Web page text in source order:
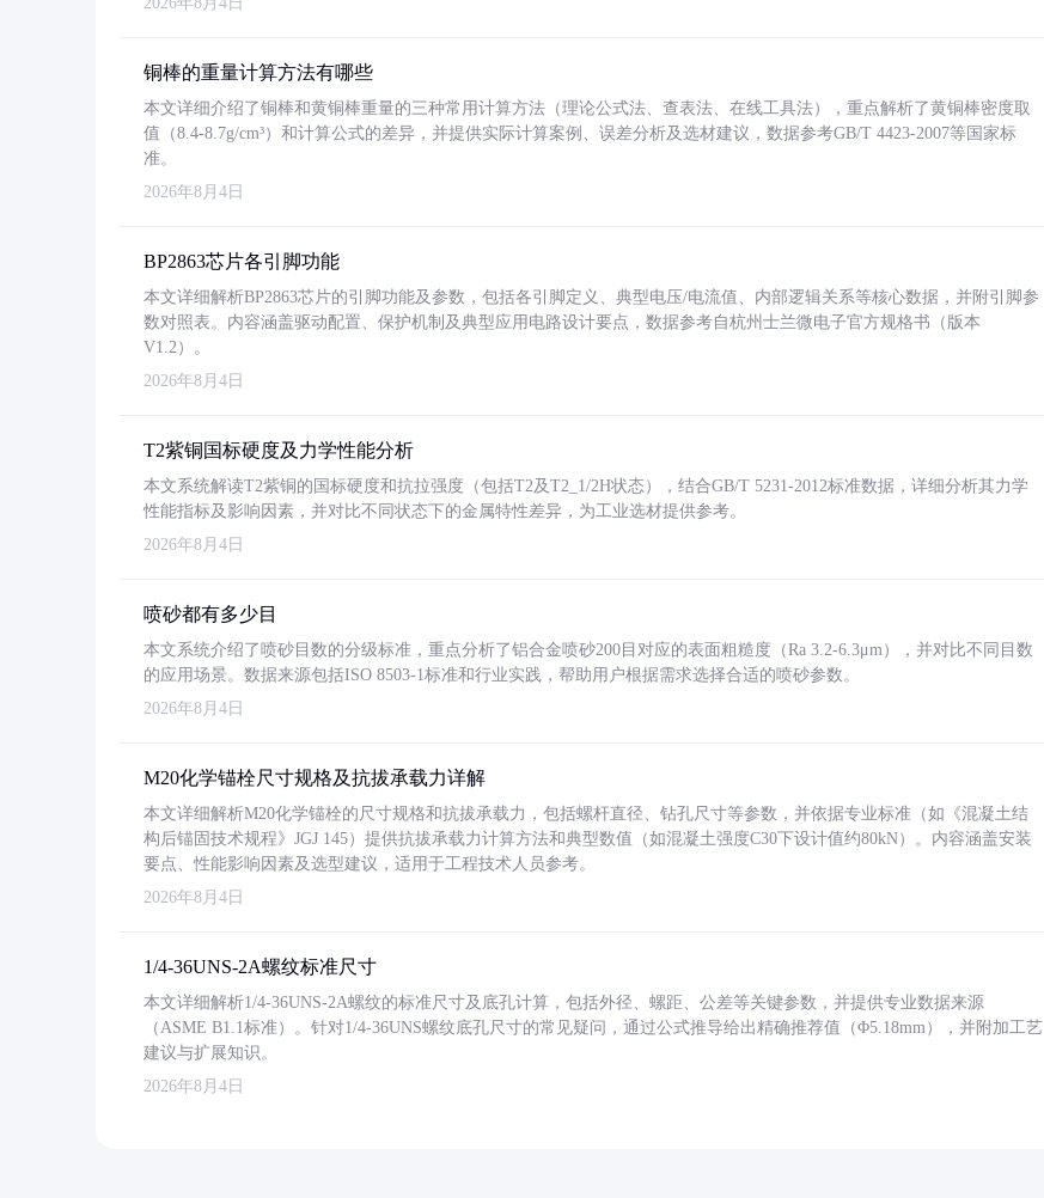
铜棒的重量计算方法有哪些
本文详细介绍了铜棒和黄铜棒重量的三种常用计算方法（理论公式法、查表法、在线工具法），重点解析了黄铜棒密度取
值（8.4-8.7g/cm³）和计算公式的差异，并提供实际计算案例、误差分析及选材建议，数据参考GB/T 4423-2007等国家标
准。
2026年8月4日
BP2863芯片各引脚功能
本文详细解析BP2863芯片的引脚功能及参数，包括各引脚定义、典型电压/电流值、内部逻辑关系等核心数据，并附引脚参
数对照表。内容涵盖驱动配置、保护机制及典型应用电路设计要点，数据参考自杭州士兰微电子官方规格书（版本
V1.2）。
2026年8月4日
T2紫铜国标硬度及力学性能分析
本文系统解读T2紫铜的国标硬度和抗拉强度（包括T2及T2_1/2H状态），结合GB/T 5231-2012标准数据，详细分析其力学
性能指标及影响因素，并对比不同状态下的金属特性差异，为工业选材提供参考。
2026年8月4日
喷砂都有多少目
本文系统介绍了喷砂目数的分级标准，重点分析了铝合金喷砂200目对应的表面粗糙度（Ra 3.2-6.3μm），并对比不同目数
的应用场景。数据来源包括ISO 8503-1标准和行业实践，帮助用户根据需求选择合适的喷砂参数。
2026年8月4日
M20化学锚栓尺寸规格及抗拔承载力详解
本文详细解析M20化学锚栓的尺寸规格和抗拔承载力，包括螺杆直径、钻孔尺寸等参数，并依据专业标准（如《混凝土结
构后锚固技术规程》JGJ 145）提供抗拔承载力计算方法和典型数值（如混凝土强度C30下设计值约80kN）。内容涵盖安装
要点、性能影响因素及选型建议，适用于工程技术人员参考。
2026年8月4日
1/4-36UNS-2A螺纹标准尺寸
本文详细解析1/4-36UNS-2A螺纹的标准尺寸及底孔计算，包括外径、螺距、公差等关键参数，并提供专业数据来源
（ASME B1.1标准）。针对1/4-36UNS螺纹底孔尺寸的常见疑问，通过公式推导给出精确推荐值（Φ5.18mm），并附加工艺
建议与扩展知识。
2026年8月4日